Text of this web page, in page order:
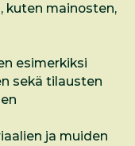
kuten mainosten,
esimerkiksi
sekä tilausten
ja muiden